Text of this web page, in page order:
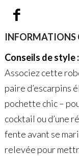
INFORMATIONS
Conseils de style :
Associez cette
paire d’escarpins
pochette chic –
cocktail ou d’une
fente avant se
relevée pour